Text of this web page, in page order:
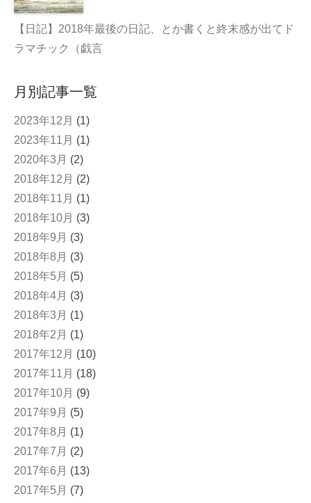
【日記】2018年最後の日記、とか書くと終末感が出てド
ラマチック（戯言
月別記事一覧
2023年12月 (1)
2023年11月 (1)
2020年3月 (2)
2018年12月 (2)
2018年11月 (1)
2018年10月 (3)
2018年9月 (3)
2018年8月 (3)
2018年5月 (5)
2018年4月 (3)
2018年3月 (1)
2018年2月 (1)
2017年12月 (10)
2017年11月 (18)
2017年10月 (9)
2017年9月 (5)
2017年8月 (1)
2017年7月 (2)
2017年6月 (13)
2017年5月 (7)